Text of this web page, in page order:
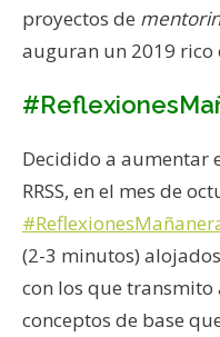
proyectos de
auguran un 2019 rico
Decidido a aumentar
RRSS, en el mes de
(2-3 minutos)
con los que transmito
conceptos de base